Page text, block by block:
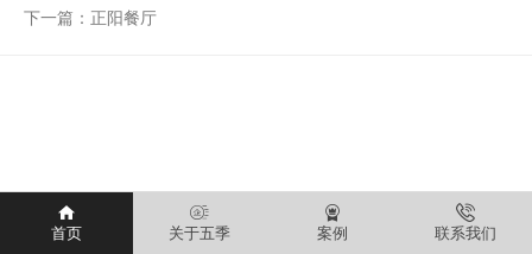
下一篇： 正阳餐厅
首页 关于五季 案例 联系我们